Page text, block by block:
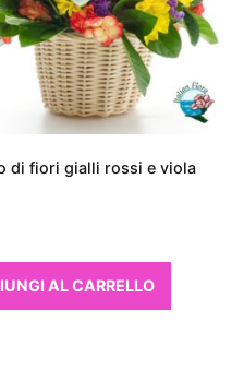
di fiori gialli rossi e viola
AL CARRELLO
modo
di